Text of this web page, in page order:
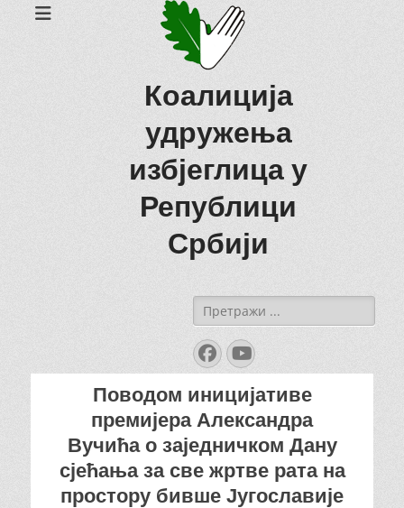
Коалиција
удружења
избјеглица у
Републици
Србији
Search
for:
Facebook
YouTube
Поводом иницијативе
премијера Александра
Вучића о заједничком Дану
сјећања за све жртве рата на
простору бивше Југославије